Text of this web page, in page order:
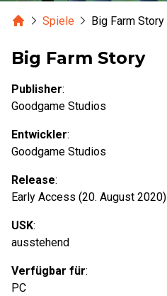
HomeSpiele Big Farm Story
Big Farm Story
Publisher:
Goodgame Studios
Entwickler:
Goodgame Studios
Release:
Early Access (20. August 2020)
USK:
ausstehend
Verfügbar für:
PC